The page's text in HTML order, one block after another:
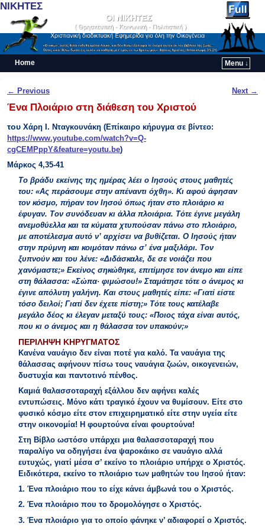
ΝΙΚΗΤΕΣ
Home
Menu ↓
Post navigation
← Previous Next →
Ένα Πλοιάριο στη διάθεση του Χριστού
του Χάρη Ι. Νταγκουνάκη (Επίκαιρο κήρυγμα σε βίντεο:
https://www.youtube.com/watch?v=Q-
cgCEMPppY&feature=youtu.be)
Μάρκος 4,35-41
Το βράδυ εκείνης της ημέρας λέει ο Ιησούς στους μαθητές
του: «Ας περάσουμε στην απέναντι όχθη». Κι αφού άφησαν
τον κόσμο, πήραν τον Ιησού όπως ήταν στο πλοιάριο κι
έφυγαν. Τον συνόδευαν κι άλλα πλοιάρια. Τότε έγινε μεγάλη
ανεμοθύελλα και τα κύματα χτυπούσαν πάνω στο πλοιάριο,
με αποτέλεσμα αυτό ν’ αρχίσει να βυθίζεται. Ο Ιησούς ήταν
στην πρύμνη και κοιμόταν πάνω σ’ ένα μαξιλάρι. Τον
ξυπνούν και του λένε: «Διδάσκαλε, δε σε νοιάζει που
χανόμαστε;» Εκείνος σηκώθηκε, επιτίμησε τον άνεμο και είπε
στη θάλασσα: «Σώπα· φιμώσου!» Σταμάτησε τότε ο άνεμος κι
έγινε απόλυτη γαλήνη. Και στους μαθητές είπε: «Γιατί είστε
τόσο δειλοί; Γιατί δεν έχετε πίστη;» Τότε τους κατέλαβε
μεγάλο δέος κι έλεγαν μεταξύ τους: «Ποιος τάχα είναι αυτός,
που κι ο άνεμος και η θάλασσα τον υπακούν;»
ΠΕΡΙΛΗΨΗ ΚΗΡΥΓΜΑΤΟΣ
Κανένα ναυάγιο δεν είναι ποτέ για καλό. Τα ναυάγια της
θάλασσας αφήνουν πίσω τους ναυάγια ζωών, οικογενειών,
δυστυχία και παντοτινό πένθος.
Καμιά θαλασσοταραχή εξάλλου δεν αφήνει καλές
εντυπώσεις. Μόνο κάτι τραγικό έχουν να θυμίσουν. Είτε στο
φυσικό κόσμο είτε στον επιχειρηματικό είτε στην υγεία είτε
στην οικονομία! Η φουρτούνα είναι φουρτούνα!
Στη Βίβλο ωστόσο υπάρχει μια θαλασσοταραχή που
παραλίγο να οδηγήσει ένα ψαροκάικο σε ναυάγιο αλλά
ευτυχώς, γιατί μέσα σ’ εκείνο το πλοιάριο υπήρχε ο Χριστός.
Ειδικότερα, εκείνο το πλοιάριο των μαθητών του Ιησού ήταν:
1. Ένα πλοιάριο που το είχε κάνει άμβωνά του ο Χριστός.
2. Ένα πλοιάριο που το δρομολόγησε ο Χριστός.
3. Ένα πλοιάριο για το οποίο φάνηκε ν’ αδιαφορεί ο Χριστός.